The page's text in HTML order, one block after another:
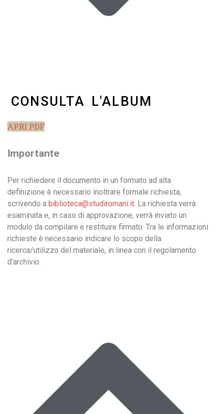
CONSULTA L'ALBUM
APRI PDF
Importante
Per richiedere il documento in un formato ad alta
definizione è necessario inoltrare formale richiesta,
scrivendo a biblioteca@studiromani.it . La richiesta verrà
esaminata e, in caso di approvazione, verrà inviato un
modulo da compilare e restituire firmato. Tra le informazioni
richieste è necessario indicare lo scopo della
ricerca/utilizzo del materiale, in linea con il regolamento
d’archivio.